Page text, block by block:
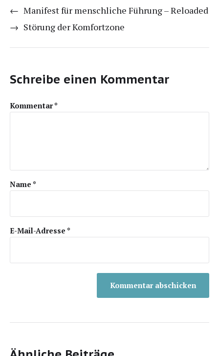
← Manifest für menschliche Führung – Reloaded
→ Störung der Komfortzone
Schreibe einen Kommentar
Kommentar*
Name *
E-Mail-Adresse *